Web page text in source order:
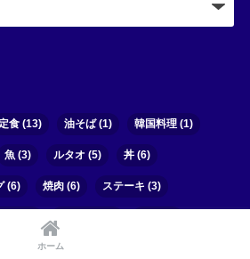
定食(13) 油そば(1) 韓国料理(1)
魚(3) ルタオ (5) 丼(6)
(6) 焼肉(6) ステーキ (3)
チャーハン(3)
ホーム